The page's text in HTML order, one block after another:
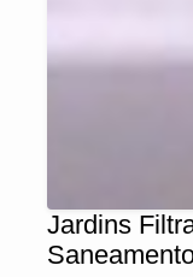
Jardins